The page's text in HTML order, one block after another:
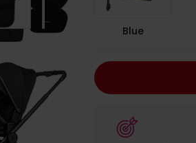
Blue